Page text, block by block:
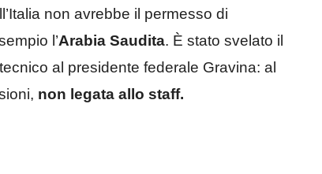
non avrebbe il permesso di
l’Arabia Saudita. È stato svelato il
al presidente federale Gravina: al
non legata allo staff.